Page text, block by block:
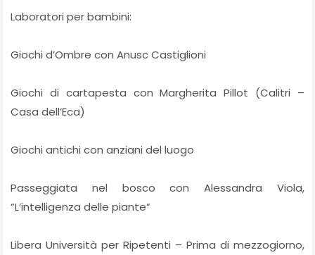
Laboratori per bambini:
Giochi d’Ombre con Anusc Castiglioni
Giochi di cartapesta con Margherita Pillot (Calitri –
Casa dell’Eca)
Giochi antichi con anziani del luogo
Passeggiata nel bosco con Alessandra Viola,
“L’intelligenza delle piante”
Libera Università per Ripetenti – Prima di mezzogiorno,